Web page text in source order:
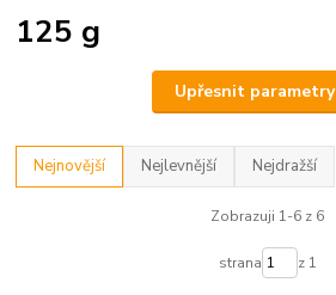
125 g
Upřesnit parametry
Nejnovější Nejlevnější Nejdražší
Zobrazuji 1-6 z 6
strana z 1